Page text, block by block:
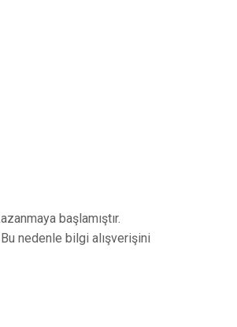
başlamıştır.
nedenle bilgi alışverişini